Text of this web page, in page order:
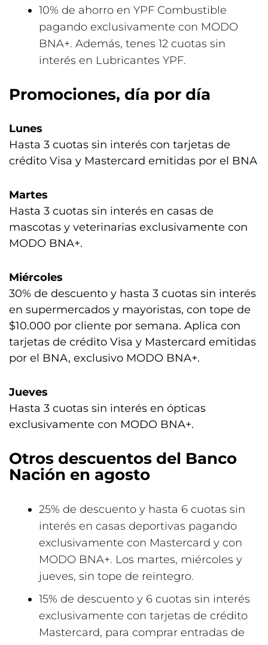
10% de ahorro en YPF Combustible
pagando exclusivamente con MODO
BNA+. Además, tenes 12 cuotas sin
interés en Lubricantes YPF.
Promociones, día por día
Lunes
Hasta 3 cuotas sin interés con tarjetas de
crédito Visa y Mastercard emitidas por el BNA
Martes
Hasta 3 cuotas sin interés en casas de
mascotas y veterinarias exclusivamente con
MODO BNA+.
Miércoles
30% de descuento y hasta 3 cuotas sin interés
en supermercados y mayoristas, con tope de
$10.000 por cliente por semana. Aplica con
tarjetas de crédito Visa y Mastercard emitidas
por el BNA, exclusivo MODO BNA+.
Jueves
Hasta 3 cuotas sin interés en ópticas
exclusivamente con MODO BNA+.
Otros descuentos del Banco
Nación en agosto
25% de descuento y hasta 6 cuotas sin
interés en casas deportivas pagando
exclusivamente con Mastercard y con
MODO BNA+. Los martes, miércoles y
jueves, sin tope de reintegro.
15% de descuento y 6 cuotas sin interés
exclusivamente con tarjetas de crédito
Mastercard, para comprar entradas de